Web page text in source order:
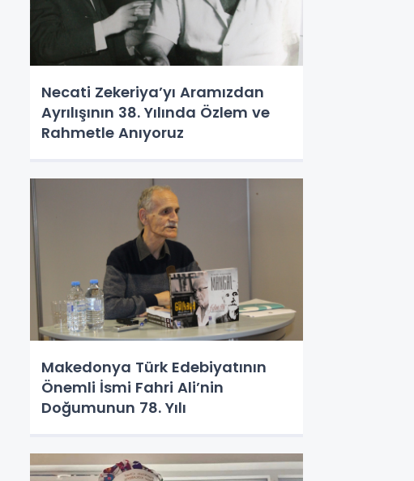
Necati Zekeriya’yı Aramızdan
Ayrılışının 38. Yılında Özlem ve
Rahmetle Anıyoruz
Makedonya Türk Edebiyatının
Önemli İsmi Fahri Ali’nin
Doğumunun 78. Yılı